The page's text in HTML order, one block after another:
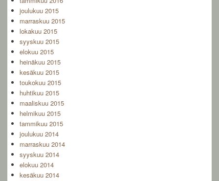
joulukuu 2015
marraskuu 2015
lokakuu 2015
syyskuu 2015
elokuu 2015
heinäkuu 2015
kesäkuu 2015
toukokuu 2015
huhtikuu 2015
maaliskuu 2015
helmikuu 2015
tammikuu 2015
joulukuu 2014
marraskuu 2014
syyskuu 2014
elokuu 2014
kesäkuu 2014